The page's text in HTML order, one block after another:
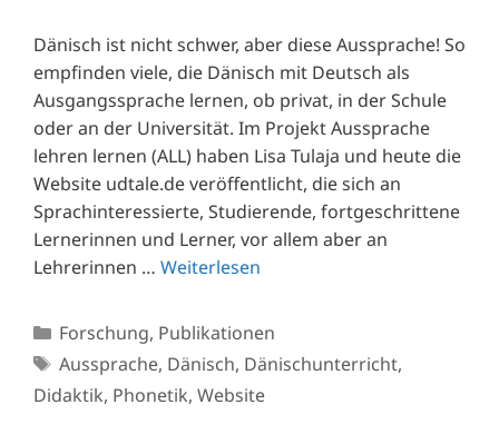
Dänisch ist nicht schwer, aber diese Aussprache! So
empfinden viele, die Dänisch mit Deutsch als
Ausgangssprache lernen, ob privat, in der Schule
oder an der Universität. Im Projekt Aussprache
lehren lernen (ALL) haben Lisa Tulaja und heute die
Website udtale.de veröffentlicht, die sich an
Sprachinteressierte, Studierende, fortgeschrittene
Lernerinnen und Lerner, vor allem aber an
Lehrerinnen … Weiterlesen
Kategorien
Forschung, Publikationen
Schlagwörter
Aussprache, Dänisch, Dänischunterricht,
Didaktik, Phonetik, Website